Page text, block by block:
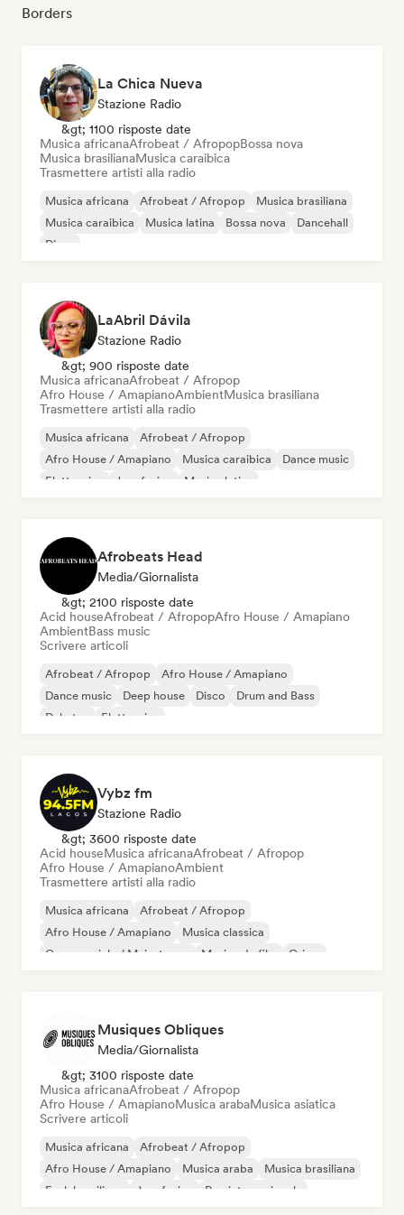
Borders
La Chica Nueva
Stazione Radio
&gt; 1100 risposte date
Musica africanaAfrobeat / AfropopBossa nova
Musica brasilianaMusica caraibica
Trasmettere artisti alla radio
Musica africana Afrobeat / Afropop
Musica brasiliana
Musica caraibica
Musica latina Bossa nova
Dancehall
Disco
LaAbril Dávila
Stazione Radio
&gt; 900 risposte date
Musica africanaAfrobeat / Afropop
Afro House / AmapianoAmbientMusica brasiliana
Trasmettere artisti alla radio
Musica africana
Afrobeat / Afropop
Afro House / Amapiano
Musica caraibica
Dance music
Elettronica
Jazz fusion Musica latina
Afrobeats Head
Media/Giornalista
&gt; 2100 risposte date
Acid houseAfrobeat / AfropopAfro House / Amapiano
AmbientBass music
Scrivere articoli
Afrobeat / Afropop
Afro House / Amapiano
Dance music
Deep house Disco
Drum and Bass
Dubstep
Elettronica
Vybz fm
Stazione Radio
&gt; 3600 risposte date
Acid houseMusica africanaAfrobeat / Afropop
Afro House / AmapianoAmbient
Trasmettere artisti alla radio
Musica africana
Afrobeat / Afropop
Afro House / Amapiano
Musica classica
Commerciale / Mainstream
Musica da film
Grime
Musiques Obliques
Media/Giornalista
&gt; 3100 risposte date
Musica africanaAfrobeat / Afropop
Afro House / AmapianoMusica arabaMusica asiatica
Scrivere articoli
Musica africana
Afrobeat / Afropop
Afro House / Amapiano
Musica araba
Musica brasiliana
Funk brasiliano
Jazz fusion Rap internazionale